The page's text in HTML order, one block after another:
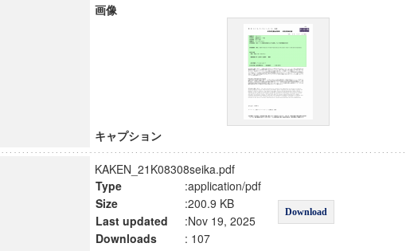
画像
キャプション
KAKEN_21K08308seika.pdf
Type
:application/pdf
Download
Size
:200.9 KB
Last updated
:Nov 19, 2025
Downloads
: 107